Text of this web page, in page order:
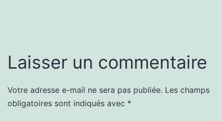
Laisser un commentaire
Votre adresse e-mail ne sera pas publiée. Les champs
obligatoires sont indiqués avec *